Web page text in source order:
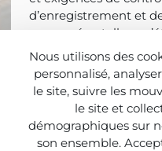
d’enregistrement et
concernées, telles
réglementaire pour ce
Système permet à
actes ou
engagement, ainsi
cadre réglementaire
Pour effectuer une
Nous utilisons des
personnalisé,
le site, suivre les
le site et
démographiques sur
son ensemble.